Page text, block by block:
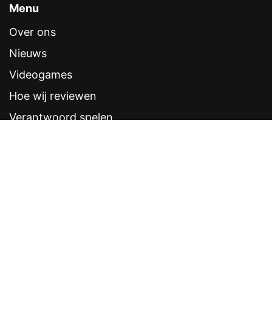
Menu
Over ons
Nieuws
Videogames
Hoe wij reviewen
Verantwoord spelen